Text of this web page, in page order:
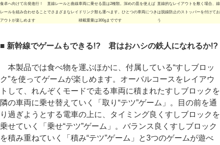
食卓へ向けて出発進行！ 直線レールと曲線
レールを組み合わせることでさまざまなレイ
アウトが楽しめます
車両に乗せる皿は2種類。深めの皿を使えば
ドリンク類も運べます。ひとつの車両につき
積載重量は300gまでです
直線的なレイアウトを敷く場合、
は脱線防止のストッパーを付けて
う
■ 新幹線でゲームもできる!? 君はおハシの鉄人になれるか!?
本製品では食べ物を運ぶほかに、付属している“すしブロッ
ク”を使ってゲームが楽しめます。オーバルコースをレイアウ
トして、れんぞくモードで走る車両に積まれたすしブロックを
隣の車両に乗せ替えていく「取り“テツ”ゲーム」。目の前を通
り過ぎようとする電車の上に、タイミング良くすしブロックを
乗せていく「乗せ“テツ”ゲーム」。バランス良くすしブロック
を積み重ねていく「積み“テツ”ゲーム」と3つのゲームが遊べ